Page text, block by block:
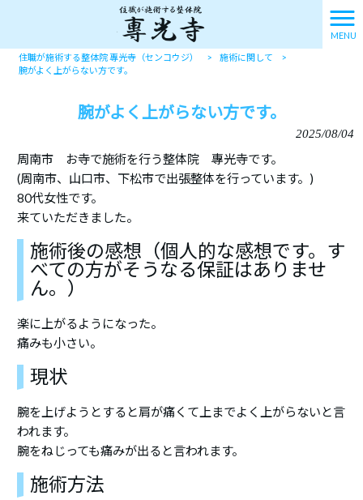
MENU
住職が施術する整体院 專光寺（センコウジ） > 施術に関して
>
腕がよく上がらない方です。
腕がよく上がらない方です。
2025/08/04
周南市 お寺で施術を行う整体院 專光寺です。
(周南市、山口市、下松市で出張整体を行っています。)
80代女性です。
来ていただきました。
施術後の感想（個人的な感想です。す
べての方がそうなる保証はありませ
ん。）
楽に上がるようになった。
痛みも小さい。
現状
腕を上げようとすると肩が痛くて上までよく上がらないと言
われます。
腕をねじっても痛みが出ると言われます。
施術方法